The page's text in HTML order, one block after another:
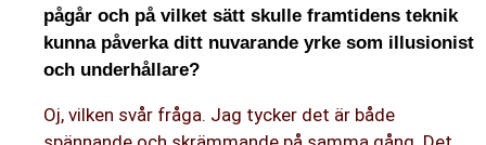
pågår och på vilket sätt skulle framtidens teknik
kunna påverka ditt nuvarande yrke som illusionist
och underhållare?
Oj, vilken svår fråga. Jag tycker det är både